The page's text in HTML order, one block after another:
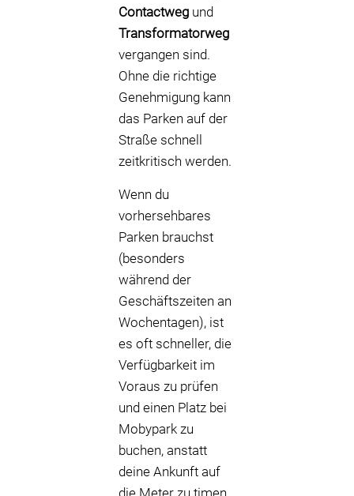
Contactweg und
Transformatorweg
vergangen sind.
Ohne die richtige
Genehmigung kann
das Parken auf der
Straße schnell
zeitkritisch werden.
Wenn du
vorhersehbares
Parken brauchst
(besonders
während der
Geschäftszeiten an
Wochentagen), ist
es oft schneller, die
Verfügbarkeit im
Voraus zu prüfen
und einen Platz bei
Mobypark zu
buchen, anstatt
deine Ankunft auf